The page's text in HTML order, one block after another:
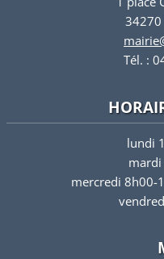
34270
Tél. :
lundi
mercredi 8h00-